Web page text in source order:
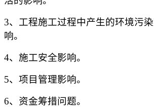
3、工程施工过程中产生的环境污
响。
4、施工安全影响。
5、项目管理影响。
6、资金筹措问题。